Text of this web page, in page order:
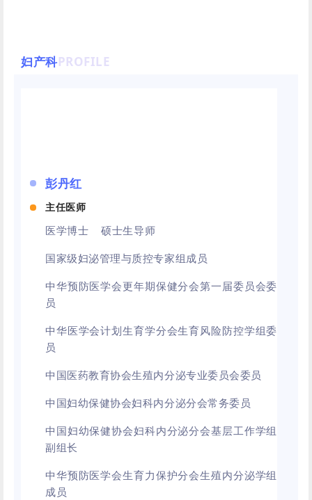
妇产科PROFILE
彭丹红
主任医师
医学博士 硕士生导师
国家级妇泌管理与质控专家组成员
中华预防医学会更年期保健分会第一届委员会委
员
中华医学会计划生育学分会生育风险防控学组委
员
中国医药教育协会生殖内分泌专业委员会委员
中国妇幼保健协会妇科内分泌分会常务委员
中国妇幼保健协会妇科内分泌分会基层工作学组
副组长
中华预防医学会生育力保护分会生殖内分泌学组
成员